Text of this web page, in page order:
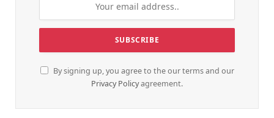
By signing up, you agree to the our terms and our
Privacy Policyagreement.